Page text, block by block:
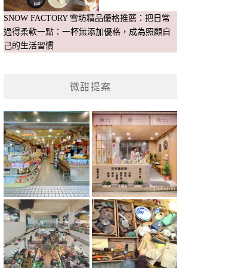
SNOW FACTORY 雪坊精品優格推薦：把日常
過得柔軟一點：一杯無添加優格，成為照顧自
己的生活習慣
微甜提案